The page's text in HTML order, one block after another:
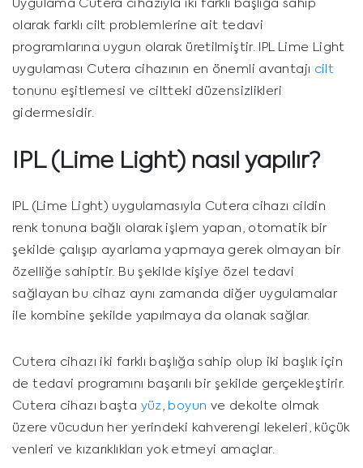
Uygulama Cutera cihazıyla iki farklı başlığa sahip
olarak farklı cilt problemlerine ait tedavi
programlarına uygun olarak üretilmiştir. IPL Lime Light
uygulaması Cutera cihazının en önemli avantajı cilt
tonunu eşitlemesi ve ciltteki düzensizlikleri
gidermesidir.
IPL (Lime Light) nasıl yapılır?
IPL (Lime Light) uygulamasıyla Cutera cihazı cildin
renk tonuna bağlı olarak işlem yapan, otomatik bir
şekilde çalışıp ayarlama yapmaya gerek olmayan bir
özelliğe sahiptir. Bu şekilde kişiye özel tedavi
sağlayan bu cihaz aynı zamanda diğer uygulamalar
ile kombine şekilde yapılmaya da olanak sağlar.
Cutera cihazı iki farklı başlığa sahip olup iki başlık için
de tedavi programını başarılı bir şekilde gerçekleştirir.
Cutera cihazı başta yüz boyun ve dekolte olmak
üzere vücudun her yerindeki kahverengi lekeleri, küçük
venleri ve kızarıklıkları yok etmeyi amaçlar.